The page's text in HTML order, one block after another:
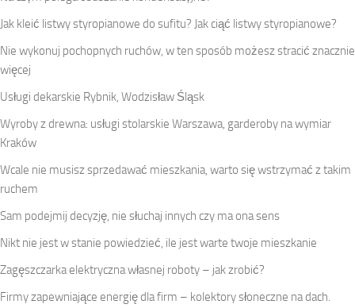
Jak kleić listwy styropianowe do sufitu? Jak ciąć listwy styropianowe?
Nie wykonuj pochopnych ruchów, w ten sposób możesz stracić znacznie
więcej
Usługi dekarskie Rybnik, Wodzisław Śląsk
Wyroby z drewna: usługi stolarskie Warszawa, garderoby na wymiar
Kraków
Wcale nie musisz sprzedawać mieszkania, warto się wstrzymać z takim
ruchem
Sam podejmij decyzję, nie słuchaj innych czy ma ona sens
Nikt nie jest w stanie powiedzieć, ile jest warte twoje mieszkanie
Zagęszczarka elektryczna własnej roboty – jak zrobić?
Firmy zapewniające energię dla firm – kolektory słoneczne na dach.